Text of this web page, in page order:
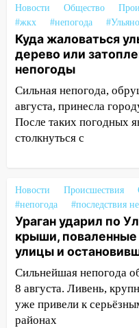
09:28 Дети на
велосипедисты,
пешеходы. Обзор
Ульяновской
08:30 Поджог со
домов и выстрел
07:50 Какая
августа
Ульяновске
утра 10 августа
05:18 Судьба
на 8 августа —
деньгами, а кого
встреча
04:47 В
ракетную
Новости Общество
#жкх
#непогода
Куда жаловаться
дерево или
непогоды
Сильная непогода,
августа, принесла
После таких погодных
столкнуться с
Новости Происшествия
#непогода
#последствия
Ураган ударил по
крыши, поваленные
улицы и
Сильнейшая непогода
8 августа. Ливень,
уже привели к
районах